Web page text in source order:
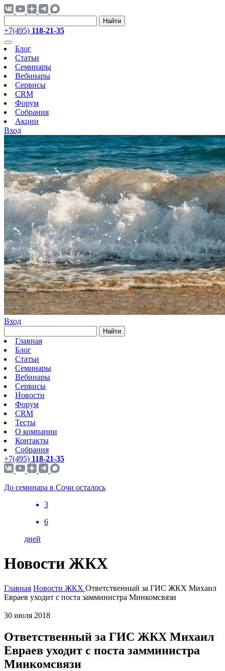
Найти
+7(495) 118-21-35
Блог
Статьи
Семинары
Вебинары
Сервисы
CRM
Форум
Собрания
Акции
Вход
Вход
Найти
Главная
Блог
Статьи
Семинары
Вебинары
Сервисы
Новости
Форум
CRM
Тесты
О компании
Контакты
Собрания
+7(495) 118-21-35
До семинара в Сочи осталось
3
6
дней
Новости ЖКХ
Главная Новости ЖКХ Ответственный за ГИС ЖКХ Михаил
Евраев уходит с поста замминистра Минкомсвязи
30 июля 2018
Ответственный за ГИС ЖКХ Михаил
Евраев уходит с поста замминистра
Минкомсвязи